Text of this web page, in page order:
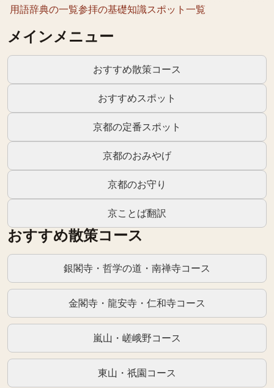
メインメニュー
おすすめ散策コース
おすすめスポット
京都の定番スポット
京都のおみやげ
京都のお守り
京ことば翻訳
おすすめ散策コース
銀閣寺・哲学の道・南禅寺コース
金閣寺・龍安寺・仁和寺コース
嵐山・嵯峨野コース
東山・祇園コース
用語辞典の一覧参拝の基礎知識スポット一覧